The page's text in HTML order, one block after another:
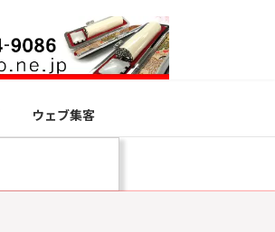
ウェブ集客